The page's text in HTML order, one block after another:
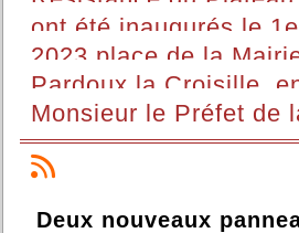
ont été inaugurés le
2023 place de la
Pardoux la Croisille,
Monsieur le Préfet de
Deux nouveaux